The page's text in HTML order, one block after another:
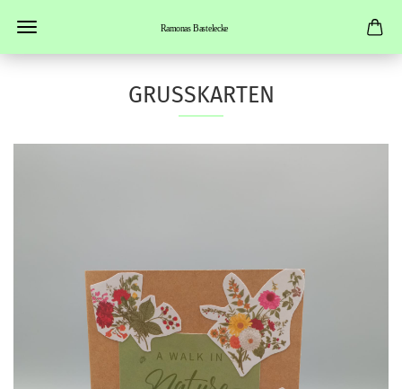
GRUSSKARTEN